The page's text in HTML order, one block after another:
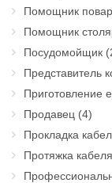
Помощник
Помощник
Посудомойщик
Представитель
Приготовление
Продавец (4)
Прокладка
Протяжка кабеля